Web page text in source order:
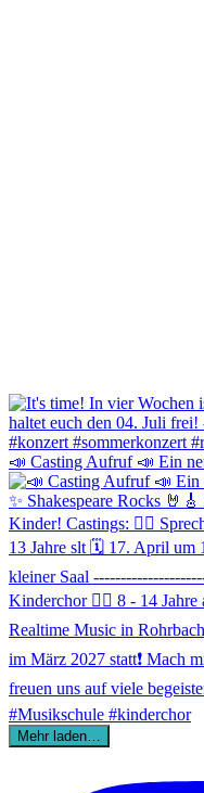
📣 Casting Aufruf 📣 Ein
Mehr laden…